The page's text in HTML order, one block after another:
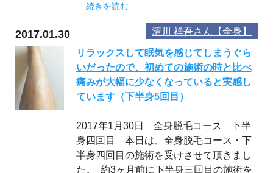
続きを読む
2017.01.30 清川 祥吾さん【全身】
リラックスして眠気を感じてしまうぐら
いだったので、初めての施術の時と比べ
痛みが大幅に少なくなっていると実感し
ています（下半身5回目）
2017年1月30日 全身脱毛コース 下半
身四回目 本日は、全身脱毛コース・下
半身四回目の施術を受けさせて頂きまし
た。 約3ヶ月前に下半身三回目の施術を